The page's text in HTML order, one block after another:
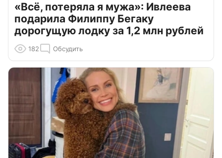
«Всё, потеряла я мужа»: Ивлеева
подарила Филиппу Бегаку
дорогущую лодку за 1,2 млн рублей
182 Обсудить